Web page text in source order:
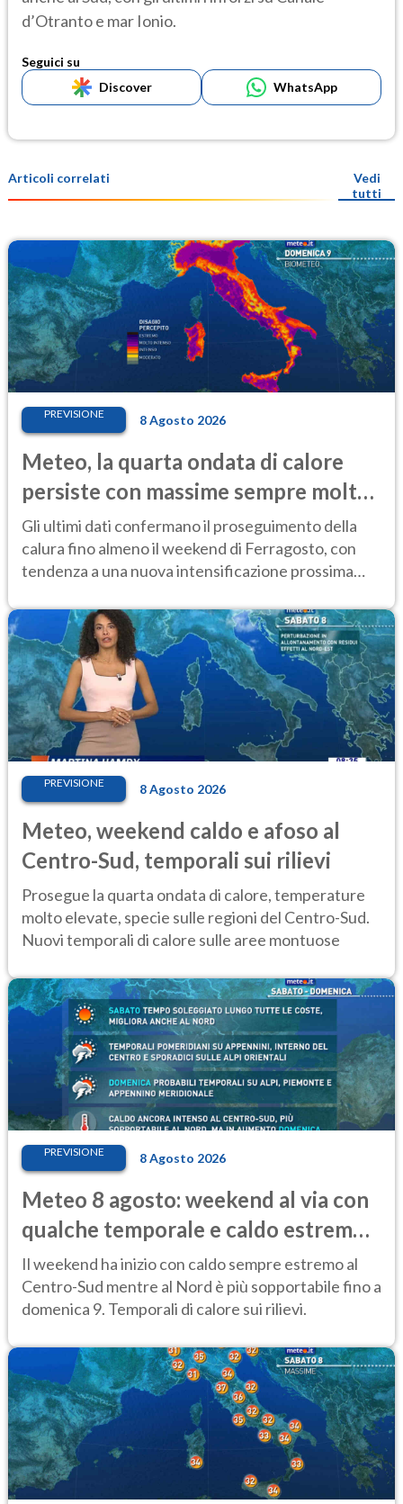
d’Otranto e mar Ionio.
Seguici su
Discover
WhatsApp
Articoli correlati
Vedi
tutti
PREVISIONE 8 Agosto 2026
Meteo, la quarta ondata di calore
persiste con massime sempre molto
elevate
Gli ultimi dati confermano il proseguimento della
calura fino almeno il weekend di Ferragosto, con
tendenza a una nuova intensificazione prossima
PREVISIONE 8 Agosto 2026
Meteo, weekend caldo e afoso al
Centro-Sud, temporali sui rilievi
Prosegue la quarta ondata di calore, temperature
molto elevate, specie sulle regioni del Centro-Sud.
Nuovi temporali di calore sulle aree montuose
PREVISIONE 8 Agosto 2026
Meteo 8 agosto: weekend al via con
qualche temporale e caldo estremo
al Centro-Sud
Il weekend ha inizio con caldo sempre estremo al
Centro-Sud mentre al Nord è più sopportabile fino a
domenica 9. Temporali di calore sui rilievi.